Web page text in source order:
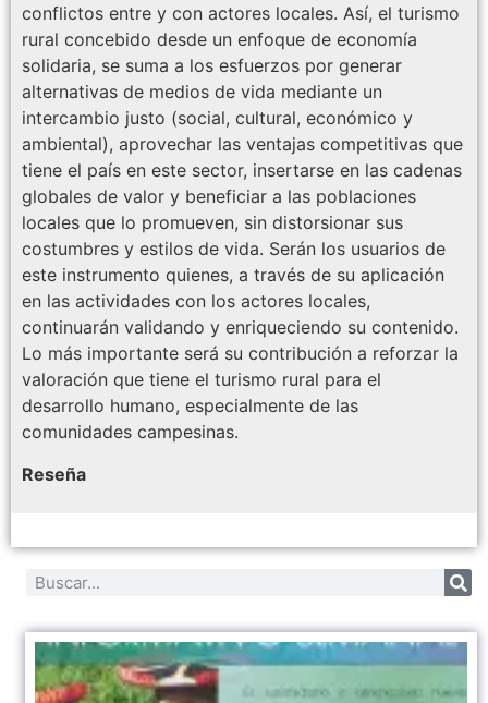
conflictos entre y con actores locales. Así, el turismo
rural concebido desde un enfoque de economía
solidaria, se suma a los esfuerzos por generar
alternativas de medios de vida mediante un
intercambio justo (social, cultural, económico y
ambiental), aprovechar las ventajas competitivas que
tiene el país en este sector, insertarse en las cadenas
globales de valor y beneficiar a las poblaciones
locales que lo promueven, sin distorsionar sus
costumbres y estilos de vida. Serán los usuarios de
este instrumento quienes, a través de su aplicación
en las actividades con los actores locales,
continuarán validando y enriqueciendo su contenido.
Lo más importante será su contribución a reforzar la
valoración que tiene el turismo rural para el
desarrollo humano, especialmente de las
comunidades campesinas.
Reseña